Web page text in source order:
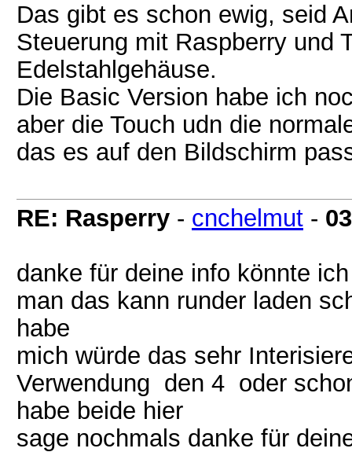
Das gibt es schon ewig, seid
Steuerung mit Raspberry und
Edelstahlgehäuse.
Die Basic Version habe ich
aber die Touch udn die
das es auf den Bildschirm
RE: Rasperry - cnchelmut -
danke für deine info könnte
man das kann runder laden
habe
mich würde das sehr
Verwendung den 4 oder
habe beide hier
sage nochmals danke für